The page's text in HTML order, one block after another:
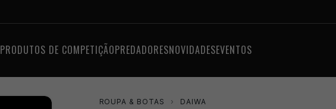
PRODUTOS DE COMPETIÇÃOPREDADORESNOVIDADESEVENTOS
ROUPA & BOTAS › DAIWA